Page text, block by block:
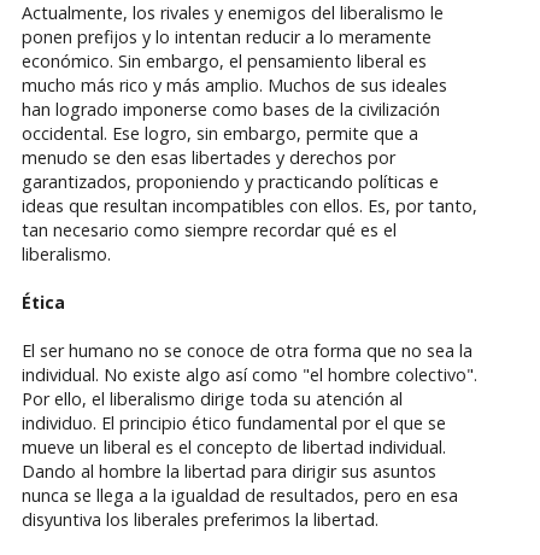
Actualmente, los rivales y enemigos del liberalismo le
ponen prefijos y lo intentan reducir a lo meramente
económico. Sin embargo, el pensamiento liberal es
mucho más rico y más amplio. Muchos de sus ideales
han logrado imponerse como bases de la civilización
occidental. Ese logro, sin embargo, permite que a
menudo se den esas libertades y derechos por
garantizados, proponiendo y practicando políticas e
ideas que resultan incompatibles con ellos. Es, por tanto,
tan necesario como siempre recordar qué es el
liberalismo.
Ética
El ser humano no se conoce de otra forma que no sea la
individual. No existe algo así como "el hombre colectivo".
Por ello, el liberalismo dirige toda su atención al
individuo. El principio ético fundamental por el que se
mueve un liberal es el concepto de libertad individual.
Dando al hombre la libertad para dirigir sus asuntos
nunca se llega a la igualdad de resultados, pero en esa
disyuntiva los liberales preferimos la libertad.